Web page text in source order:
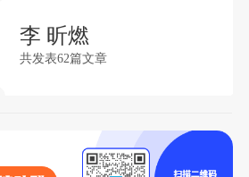
李 昕燃
共发表62篇文章